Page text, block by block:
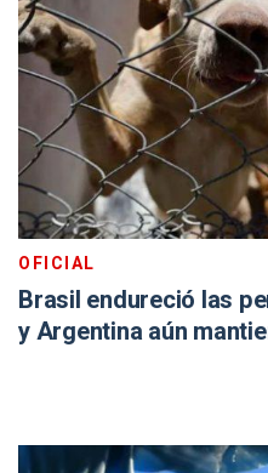
OFICIAL
Brasil endureció las
y Argentina aún